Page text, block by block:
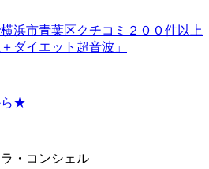
浜市青葉区クチコミ２００件以上
ダイエット超音波」
ら★
・コンシェル